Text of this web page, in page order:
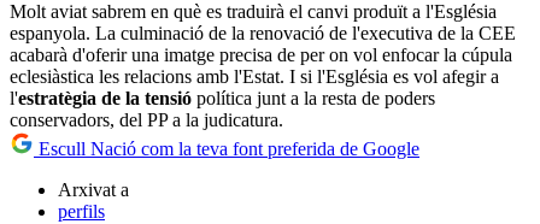
Molt aviat sabrem en què es traduirà el canvi produït a l'Església
espanyola. La culminació de la renovació de l'executiva de la CEE
acabarà d'oferir una imatge precisa de per on vol enfocar la cúpula
eclesiàstica les relacions amb l'Estat. I si l'Església es vol afegir a
l'estratègia de la tensió política junt a la resta de poders
conservadors, del PP a la judicatura.
Escull Nació com la teva font preferida de Google
Arxivat a
perfils